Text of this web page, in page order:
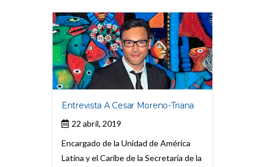
Entrevista A Cesar Moreno-Triana
22 abril, 2019
Encargado de la Unidad de América
Latina y el Caribe de la Secretaría de la